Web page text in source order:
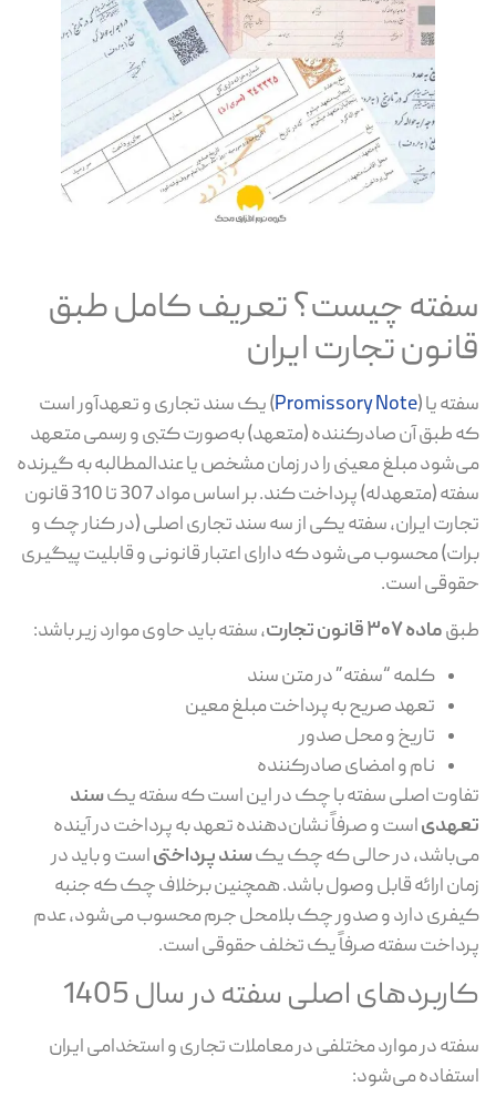
چیست؟ تعریف کامل طبق
تجارت ایران
یا (Promissory Note) یک سند تجاری و تعهدآور است
طبق آن صادرکننده (متعهد) به‌صورت کتبی و رسمی متعهد
مبلغ معینی را در زمان مشخص یا عندالمطالبه به گیرنده
سفته (متعهدله) پرداخت کند. بر اساس مواد 307 تا 310 قانون
ایران، سفته یکی از سه سند تجاری اصلی (در کنار چک و
محسوب می‌شود که دارای اعتبار قانونی و قابلیت پیگیری
است.
ماده 307 قانون تجارت
، سفته باید حاوی موارد زیر باشد:
کلمه “سفته” در متن سند
تعهد صریح به پرداخت مبلغ معین
تاریخ و محل صدور
نام و امضای صادرکننده
اصلی سفته با چک در این است که سفته یکسند
است و صرفاً نشان‌دهنده تعهد به پرداخت در آینده
در حالی که چک یکسند پرداختیاست و باید در
ارائه قابل وصول باشد. همچنین برخلاف چک که جنبه
دارد و صدور چک بلامحل جرم محسوب می‌شود، عدم
سفته صرفاً یک تخلف حقوقی است.
اصلی سفته در سال 1405
در موارد مختلفی در معاملات تجاری و استخدامی ایران
می‌شود: